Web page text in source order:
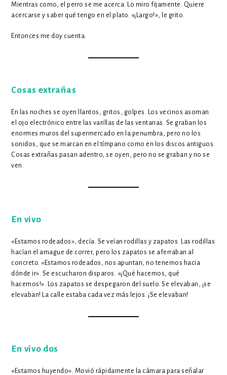
Mientras como, el perro se me acerca. Lo miro fijamente. Quiere
acercarse y saber qué tengo en el plato. «¡Largo!», le grito.
Entonces me doy cuenta.
Cosas extrañas
En las noches se oyen llantos, gritos, golpes. Los vecinos asoman
el ojo electrónico entre las varillas de las ventanas. Se graban los
enormes muros del supermercado en la penumbra, pero no los
sonidos, que se marcan en el tímpano como en los discos antiguos.
Cosas extrañas pasan adentro, se oyen, pero no se graban y no se
ven.
En vivo
«Estamos rodeados», decía. Se veían rodillas y zapatos. Las rodillas
hacían el amague de correr, pero los zapatos se aferraban al
concreto. «Estamos rodeados, nos apuntan, no tenemos hacia
dónde ir». Se escucharon disparos. «¡Qué hacemos, qué
hacemos!». Los zapatos se despegaron del suelo. Se elevaban, ¡se
elevaban! La calle estaba cada vez más lejos. ¡Se elevaban!
En vivo dos
«Estamos huyendo». Movió rápidamente la cámara para señalar